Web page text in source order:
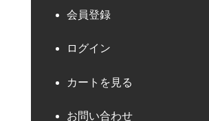
会員登録
ログイン
カートを見る
お問い合わせ